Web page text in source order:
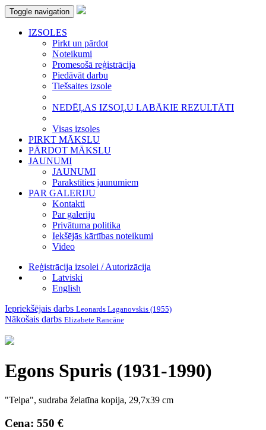
Toggle navigation
IZSOLES
Pirkt un pārdot
Noteikumi
Promesošā reģistrācija
Piedāvāt darbu
Tiešsaites izsole
NEDĒĻAS IZSOĻU LABĀKIE REZULTĀTI
Visas izsoles
PIRKT MĀKSLU
PĀRDOT MĀKSLU
JAUNUMI
JAUNUMI
Parakstīties jaunumiem
PAR GALERIJU
Kontakti
Par galeriju
Privātuma politika
Iekšējās kārtības noteikumi
Video
Reģistrācija izsolei / Autorizācija
Latviski
English
Iepriekšējais darbs Leonards Laganovskis (1955)
Nākošais darbs Elizabete Rancāne
Egons Spuris (1931-1990)
"Telpa", sudraba želatīna kopija, 29,7x39 cm
Cena: 550 €